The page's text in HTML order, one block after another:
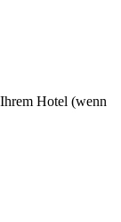
Hotel (wenn